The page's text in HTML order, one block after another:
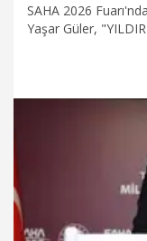
SAHA 2026
Yaşar Güler,
Laboratuvar test
saha ya da yer
Gündem